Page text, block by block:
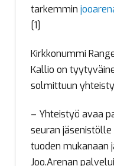
tarkemmin
[1]
Kirkkonummi
Kallio on
solmittuun
– Yhteistyö avaa
seuran jäsenistölle
tuoden mukanaan
Joo.Arenan